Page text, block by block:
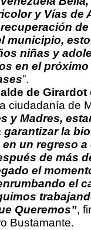
y Vías de
municipio,
niñas y
en el próximo
”.
de Girardot
ciudadanía de
y Madres,
garantizar la
un regreso a
de más
el
el
Queremos”,
Bustamante.